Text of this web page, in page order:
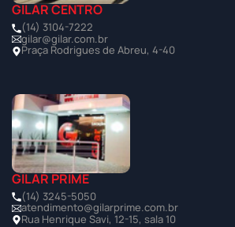
GILAR CENTRO
(14) 3104-7222
gilar@gilar.com.br
Praça Rodrigues de Abreu, 4-40
GILAR PRIME
(14) 3245-5050
atendimento@gilarprime.com.br
Rua Henrique Savi, 12-15, sala 10